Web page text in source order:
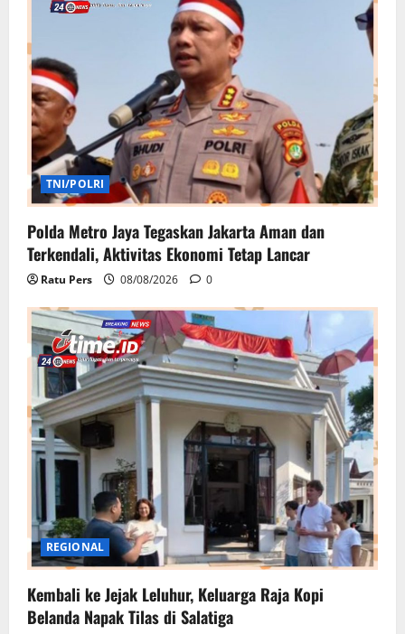
TNI/POLRI
Polda Metro Jaya Tegaskan Jakarta Aman dan
Terkendali, Aktivitas Ekonomi Tetap Lancar
Ratu Pers 08/08/2026 0
REGIONAL
Kembali ke Jejak Leluhur, Keluarga Raja Kopi
Belanda Napak Tilas di Salatiga